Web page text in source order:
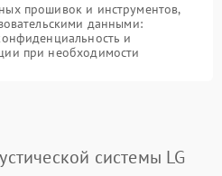
прошивок и инструментов,
данными:
и
при необходимости
системы LG